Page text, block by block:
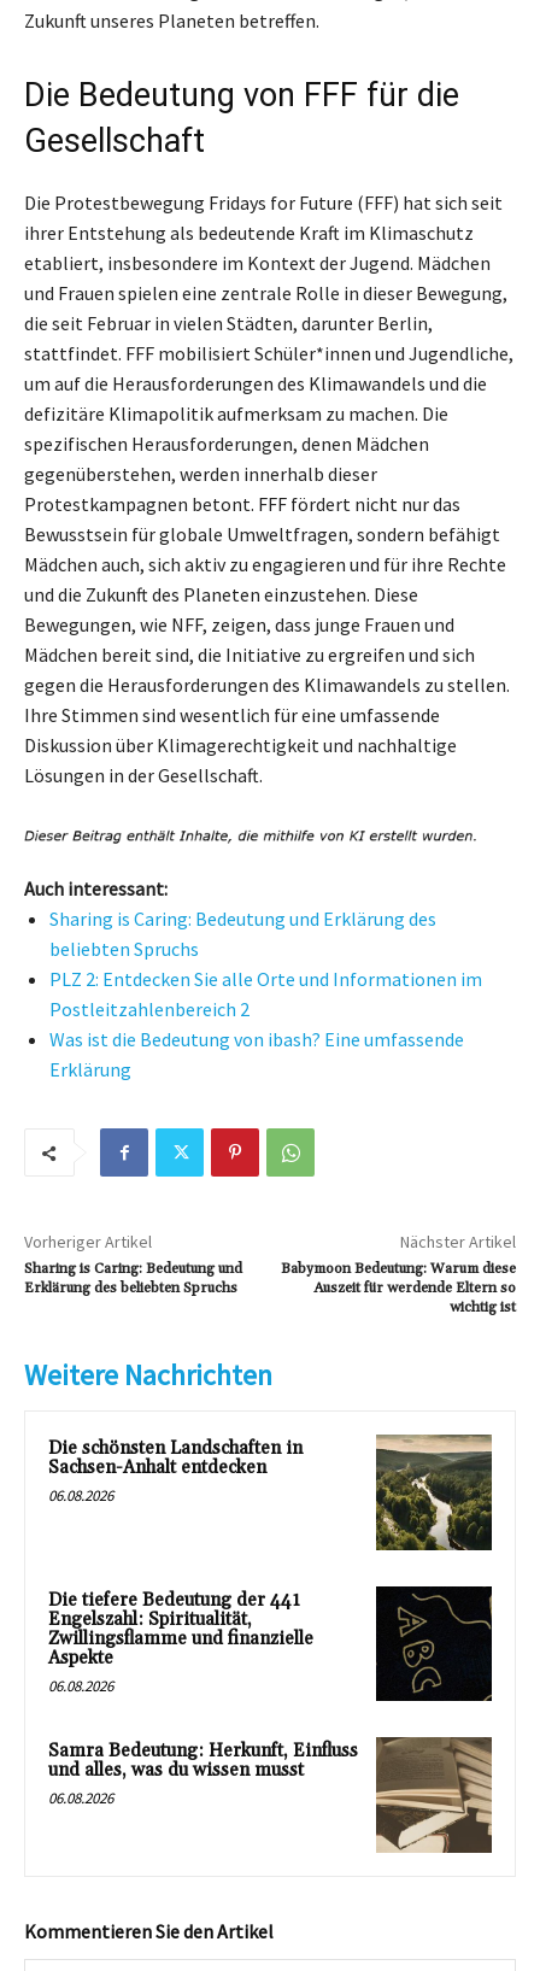
Zukunft unseres Planeten betreffen.
Die Bedeutung von FFF für die
Gesellschaft
Die Protestbewegung Fridays for Future (FFF) hat sich seit
ihrer Entstehung als bedeutende Kraft im Klimaschutz
etabliert, insbesondere im Kontext der Jugend. Mädchen
und Frauen spielen eine zentrale Rolle in dieser Bewegung,
die seit Februar in vielen Städten, darunter Berlin,
stattfindet. FFF mobilisiert Schüler*innen und Jugendliche,
um auf die Herausforderungen des Klimawandels und die
defizitäre Klimapolitik aufmerksam zu machen. Die
spezifischen Herausforderungen, denen Mädchen
gegenüberstehen, werden innerhalb dieser
Protestkampagnen betont. FFF fördert nicht nur das
Bewusstsein für globale Umweltfragen, sondern befähigt
Mädchen auch, sich aktiv zu engagieren und für ihre Rechte
und die Zukunft des Planeten einzustehen. Diese
Bewegungen, wie NFF, zeigen, dass junge Frauen und
Mädchen bereit sind, die Initiative zu ergreifen und sich
gegen die Herausforderungen des Klimawandels zu stellen.
Ihre Stimmen sind wesentlich für eine umfassende
Diskussion über Klimagerechtigkeit und nachhaltige
Lösungen in der Gesellschaft.
Auch interessant:
Sharing is Caring: Bedeutung und Erklärung des
beliebten Spruchs
PLZ 2: Entdecken Sie alle Orte und Informationen im
Postleitzahlenbereich 2
Was ist die Bedeutung von ibash? Eine umfassende
Erklärung
Vorheriger Artikel
Sharing is Caring: Bedeutung und
Erklärung des beliebten Spruchs
Nächster Artikel
Babymoon Bedeutung: Warum diese
Auszeit für werdende Eltern so
wichtig ist
Weitere Nachrichten
Die schönsten Landschaften in
Sachsen-Anhalt entdecken
06.08.2026
Die tiefere Bedeutung der 441
Engelszahl: Spiritualität,
Zwillingsflamme und finanzielle
Aspekte
06.08.2026
Samra Bedeutung: Herkunft, Einfluss
und alles, was du wissen musst
06.08.2026
Kommentieren Sie den Artikel